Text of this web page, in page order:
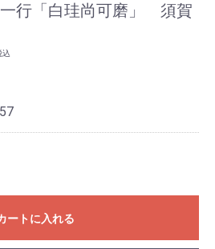
行「白珪尚可磨」 須賀
込
ートに入れる